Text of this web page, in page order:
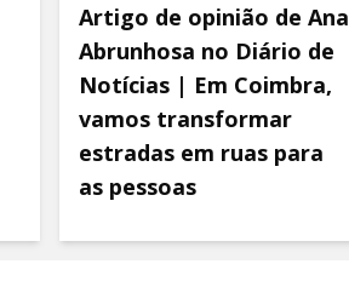
Artigo de opinião de Ana
Abrunhosa no Diário de
Notícias | Em Coimbra,
vamos transformar
estradas em ruas para
as pessoas